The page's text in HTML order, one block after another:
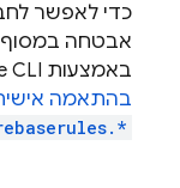
כדי לאפשר
אבטחה במסוף
באמצעות CLI, אתם יכולים ליצור
בהתאמה